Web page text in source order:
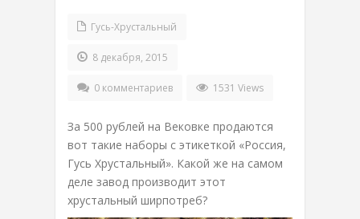
Гусь-Хрустальный
8 декабря, 2015
0 комментариев 1531 Views
За 500 рублей на Вековке продаются
вот такие наборы с этикеткой «Россия,
Гусь Хрустальный». Какой же на самом
деле завод производит этот
хрустальный ширпотреб?